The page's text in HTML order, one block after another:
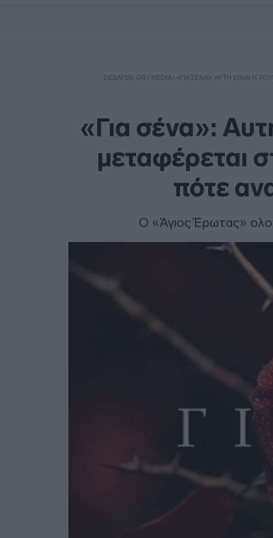
DEBATER.GR / MEDIA/ «ΓΙΑ ΣΈΝΑ»: ΑΥΤΉ ΕΊΝΑΙ Η
«Για σένα»:
μεταφέρεται
πότε
Ο «Άγιος Έρωτας»